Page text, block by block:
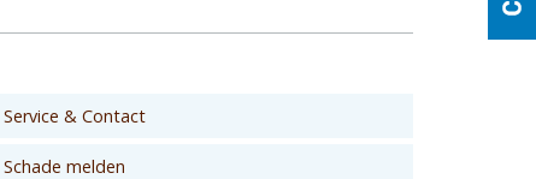
Service & Contact
Schade melden